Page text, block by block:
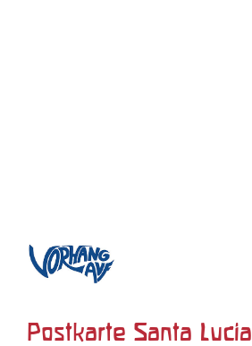
Postkarte Santa Lucia